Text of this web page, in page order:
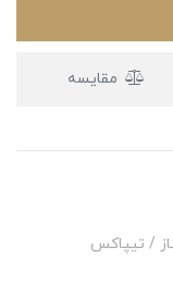
مقایسه
/ تیپاکس